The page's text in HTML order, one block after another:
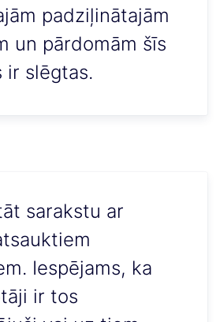
padziļinātajām
un pārdomām šīs
ir slēgtas.
sarakstu ar
Iespējams, ka
ir tos